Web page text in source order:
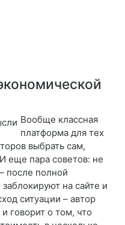
Вообще классная
платформа для тех
выбрать сам,
еще пара советов: не
после полной
на сайте и
ситуации – автор
говорит о том, что